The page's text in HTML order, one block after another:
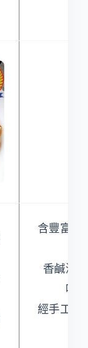
含豐富油
香鹹濃
味
經手工日